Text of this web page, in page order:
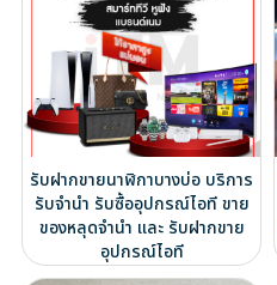
รับฝากขายนาฬิกาบางบ่อ บริการ
รับจำนำ รับซื้ออุปกรณ์ไอที ขาย
ของหลุดจำนำ และ รับฝากขาย
อุปกรณ์ไอที